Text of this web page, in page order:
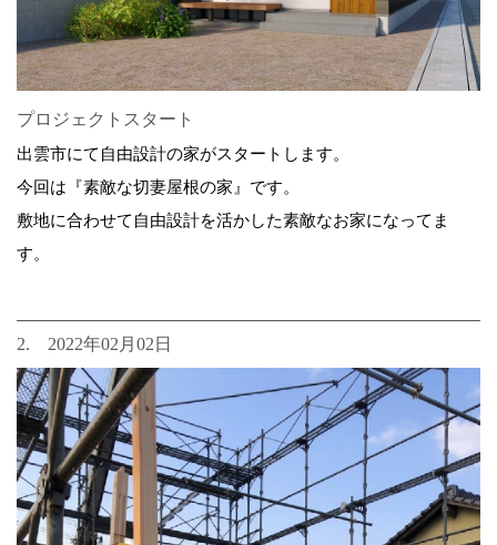
プロジェクトスタート
出雲市にて自由設計の家がスタートします。
今回は『素敵な切妻屋根の家』です。
敷地に合わせて自由設計を活かした素敵なお家になってま
す。
2. 2022年02月02日